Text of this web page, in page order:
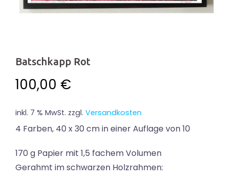
Batschkapp Rot
100,00 €
inkl. 7 % MwSt. zzgl. Versandkosten
4 Farben, 40 x 30 cm in einer Auflage von 10
170 g Papier mit 1,5 fachem Volumen
Gerahmt im schwarzen Holzrahmen: